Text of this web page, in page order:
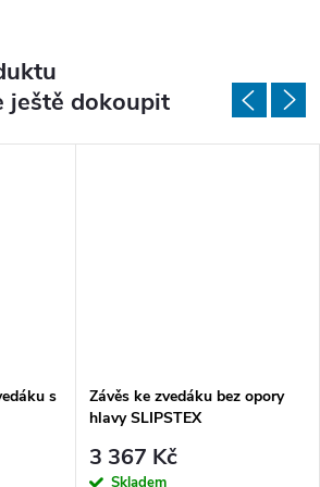
ještě dokoupit
s
Závěs ke zvedáku bez opory
hlavy SLIPSTEX
3 367 Kč
Skladem